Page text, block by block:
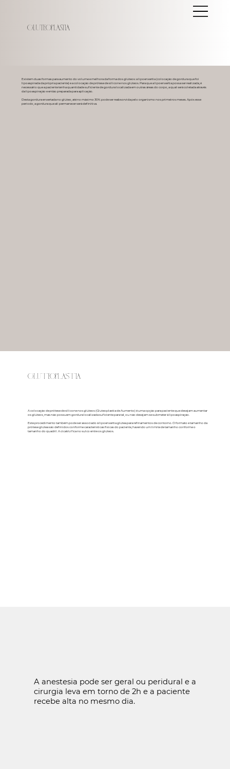
Gluteoplastia
Existem duas formas para aumento do volume e melhora da forma dos glúteos: a lipoenxertia (colocação de gordura que foi
lipoaspirada da própria paciente) e a colocação de prótese de silicone nos glúteos. Para que a lipoenxertia possa ser realizada, é
necessário que a paciente tenha quantidade suficiente de gordura localizada em outras áreas do corpo, a qual será coletada através
da lipoaspiração e então preparada para aplicação.
Desta gordura enxertada no glúteo, até no máximo 30% pode ser reabsorvida pelo organismo nos primeiros meses. Após esse
período, a gordura que ali permanecer será definitiva.
GLUTEOPLASTIA
A colocação de prótese de silicone nos glúteos (Gluteoplastia de Aumento) é uma opção para paciente que desejam aumentar
os glúteos, mas não possuem gordura localizada suficiente para tal, ou não desejam se submeter à lipoaspiração.
Este procedimento também pode ser associado à lipoenxertia glútea para refinamentos de contorno. O formato e tamanho da
prótese glútea são definidos conforme características físicas do paciente, havendo um limite de tamanho conforme o
tamanho do quadril. A cicatriz fica no sulco entre os glúteos.
A anestesia pode ser geral ou peridural e a
cirurgia leva em torno de 2h e a paciente
recebe alta no mesmo dia.